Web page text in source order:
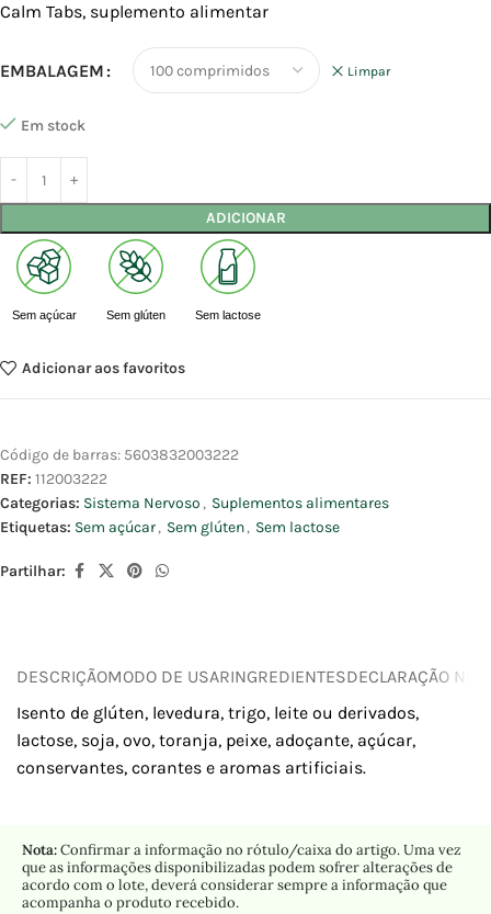
Calm Tabs, suplemento alimentar
EMBALAGEM Limpar
Em stock
ADICIONAR
Sem açúcar Sem glúten Sem lactose
Adicionar aos favoritos
Código de barras: 5603832003222
REF: 112003222
Categorias: Sistema Nervoso , Suplementos alimentares
Etiquetas: Sem açúcar, Sem glúten, Sem lactose
Partilhar:
DESCRIÇÃOMODO DE USARINGREDIENTESDECLARAÇÃO
Isento de glúten, levedura, trigo, leite ou derivados,
lactose, soja, ovo, toranja, peixe, adoçante, açúcar,
conservantes, corantes e aromas artificiais.
Nota:Confirmar a informação no rótulo/caixa do artigo. Uma vez
que as informações disponibilizadas podem sofrer alterações de
acordo com o lote, deverá considerar sempre a informação que
acompanha o produto recebido.